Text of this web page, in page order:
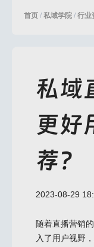
首页 / 私域学院 / 行业
私域
更好
荐？
2023-08-29
随着直播营销
入了用户视野